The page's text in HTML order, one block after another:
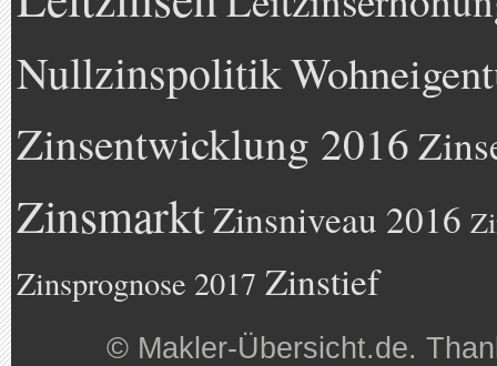
Nullzinspolitik
Zinsentwicklung 2016
ZinsmarktZinsniveau 2016
Zinsprognose 2017 Zinstief
© Makler-Übersicht.de.